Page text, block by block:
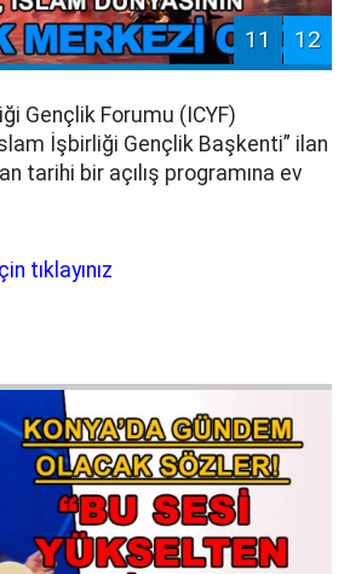
11 12
Gençlik Forumu (ICYF)
İşbirliği Gençlik Başkenti” ilan
tarihi bir açılış programına ev
tıklayınız